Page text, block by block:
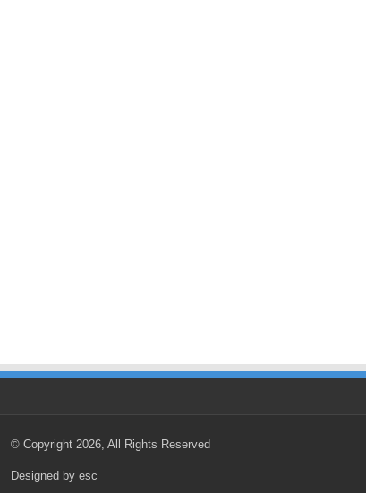
© Copyright 2026, All Rights Reserved
Designed by esc